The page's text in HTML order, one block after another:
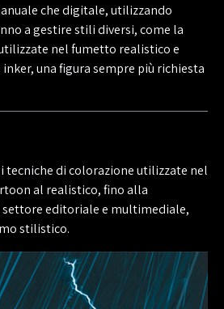
che digitale, utilizzando
a gestire stili diversi, come la
nel fumetto realistico e
una figura sempre più richiesta
di colorazione utilizzate nel
al realistico, fino alla
settore editoriale e multimediale,
stilistico.